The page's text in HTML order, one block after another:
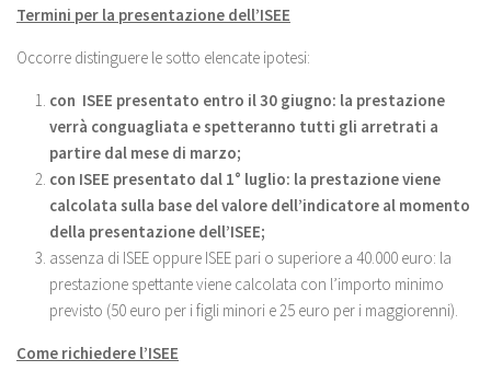
Termini per la presentazione dell’ISEE
Occorre distinguere le sotto elencate ipotesi:
con ISEE presentato entro il 30 giugno: la prestazione
verrà conguagliata e spetteranno tutti gli arretrati a
partire dal mese di marzo;
con ISEE presentato dal 1° luglio: la prestazione viene
calcolata sulla base del valore dell’indicatore al momento
della presentazione dell’ISEE;
assenza di ISEE oppure ISEE pari o superiore a 40.000 euro: la
prestazione spettante viene calcolata con l’importo minimo
previsto (50 euro per i figli minori e 25 euro per i maggiorenni).
Come richiedere l’ISEE